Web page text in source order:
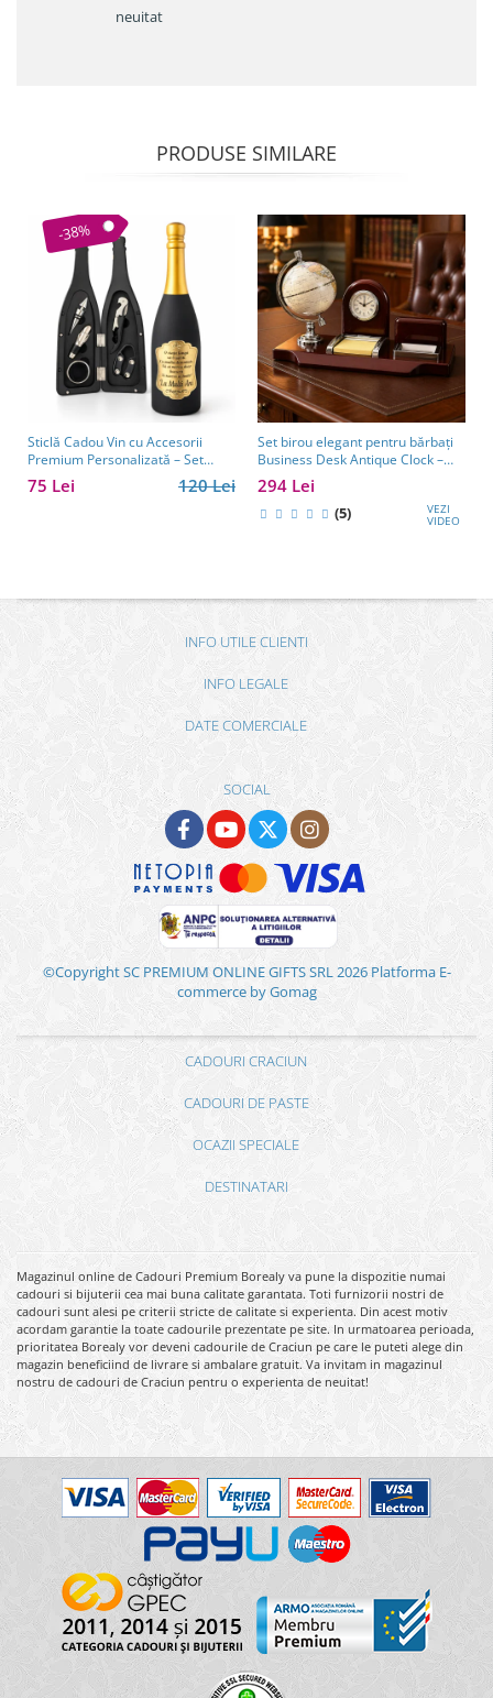
neuitat
PRODUSE SIMILARE
-38%
Sticlă Cadou Vin cu Accesorii
Premium Personalizată – Set
Elegant pentru Bărbați
120 Lei
75 Lei
Set birou elegant pentru bărbați
Business Desk Antique Clock –
cadou premium pentru șef, soț
sau partener de afaceri
294 Lei
(5) VEZI
VIDEO
INFO UTILE CLIENTI
INFO LEGALE
DATE COMERCIALE
SOCIAL
©Copyright SC PREMIUM ONLINE GIFTS SRL 2026 Platforma E-
commerce by Gomag
CADOURI CRACIUN
CADOURI DE PASTE
OCAZII SPECIALE
DESTINATARI
Magazinul online de Cadouri Premium Borealy va pune la dispozitie numai
cadouri si bijuterii cea mai buna calitate garantata. Toti furnizorii nostri de
cadouri sunt alesi pe criterii stricte de calitate si experienta. Din acest motiv
acordam garantie la toate cadourile prezentate pe site. In urmatoarea perioada,
prioritatea Borealy vor deveni cadourile de Craciun pe care le puteti alege din
magazin beneficiind de livrare si ambalare gratuit. Va invitam in magazinul
nostru de cadouri de Craciun pentru o experienta de neuitat!